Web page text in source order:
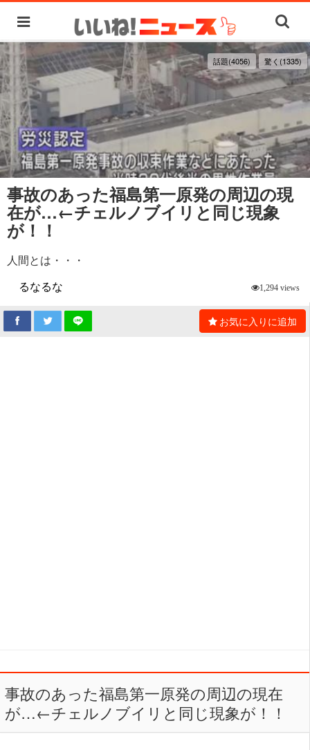
話題(4056) 驚く(1335)
事故のあった福島第一原発の周辺の現
在が…←チェルノブイリと同じ現象
が！！
人間とは・・・
るなるな
1,294 views
お気に入りに追加
事故のあった福島第一原発の周辺の現在
が…←チェルノブイリと同じ現象が！！